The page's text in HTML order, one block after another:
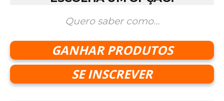
Quero saber como…
GANHAR PRODUTOS
SE INSCREVER